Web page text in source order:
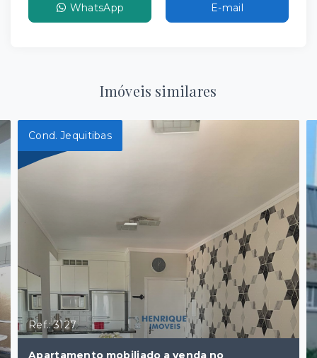
WhatsApp E-mail
Imóveis similares
Cond. Jequitibas
Ref.: 3127
Apartamento mobiliado a venda no